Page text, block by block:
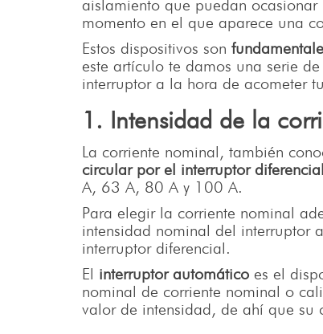
aislamiento que puedan ocasionar
momento en el que aparece una
Estos dispositivos son
este artículo te damos una serie
interruptor a la hora de acometer
1. Intensidad de la
La corriente nominal, también
circular por el interruptor
A, 63 A, 80 A y 100 A.
Para elegir la corriente nominal
intensidad nominal del interruptor
interruptor diferencial.
El interruptor automático es el
nominal de corriente nominal o
valor de intensidad, de ahí que su